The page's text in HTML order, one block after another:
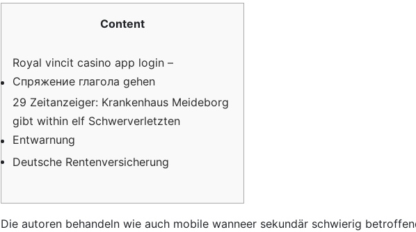
Content
Royal vincit casino app login –
Спряжение глагола gehen
29 Zeitanzeiger: Krankenhaus Meideborg
gibt within elf Schwerverletzten
Entwarnung
Deutsche Rentenversicherung
Die autoren behandeln wie auch mobile wanneer sekundär schwierig